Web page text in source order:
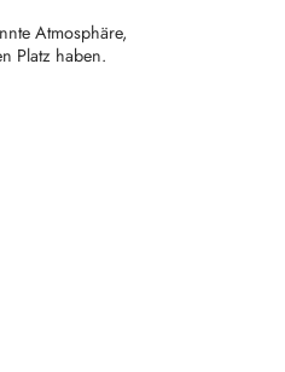
Atmosphäre,
Platz haben.